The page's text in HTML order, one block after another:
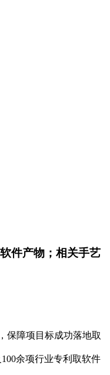
件产物；相关手艺
障项目标成功落地取
余项行业专利取软件